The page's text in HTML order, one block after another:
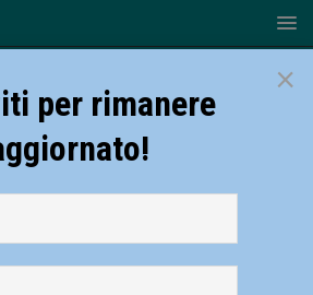
×
per rimanere